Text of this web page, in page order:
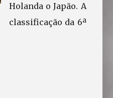
Holanda o Japão. A
classificação da 6ª